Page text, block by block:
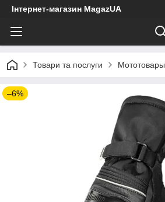
Інтернет-магазин MagazUA
Товари та послуги Мототовары
–6%